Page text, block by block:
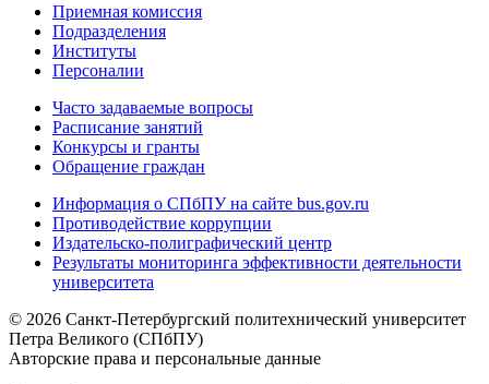
Приемная комиссия
Подразделения
Институты
Персоналии
Часто задаваемые вопросы
Расписание занятий
Конкурсы и гранты
Обращение граждан
Информация о СПбПУ на сайте bus.gov.ru
Противодействие коррупции
Издательско-полиграфический центр
Результаты мониторинга эффективности деятельности
университета
© 2026 Санкт-Петербургский политехнический университет
Петра Великого (СПбПУ)
Авторские права и персональные данные